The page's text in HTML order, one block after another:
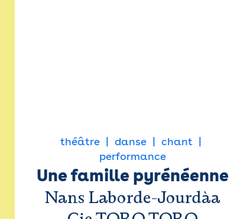
théâtre danse
chant
performance
Une famille pyrénéenne
Nans Laborde-Jourdàa